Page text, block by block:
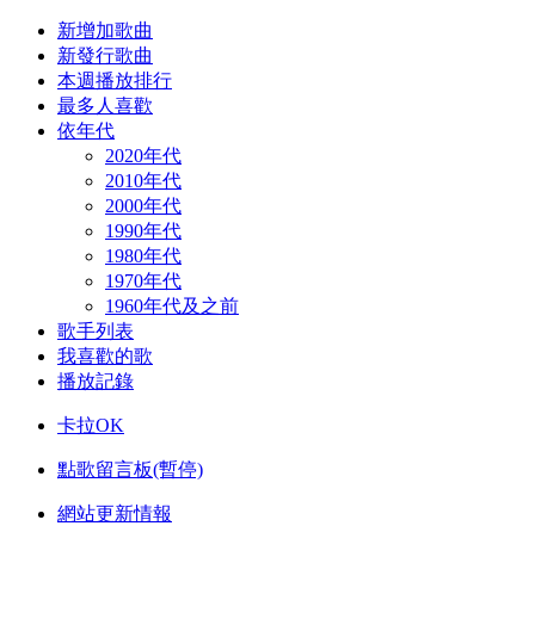
新增加歌曲
新發行歌曲
本週播放排行
最多人喜歡
依年代
2020年代
2010年代
2000年代
1990年代
1980年代
1970年代
1960年代及之前
歌手列表
我喜歡的歌
播放記錄
卡拉OK
點歌留言板(暫停)
網站更新情報